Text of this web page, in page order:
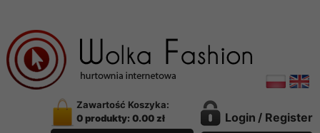
Zawartość Koszyka:
0 produkty: 0.00 zł
Login / Register